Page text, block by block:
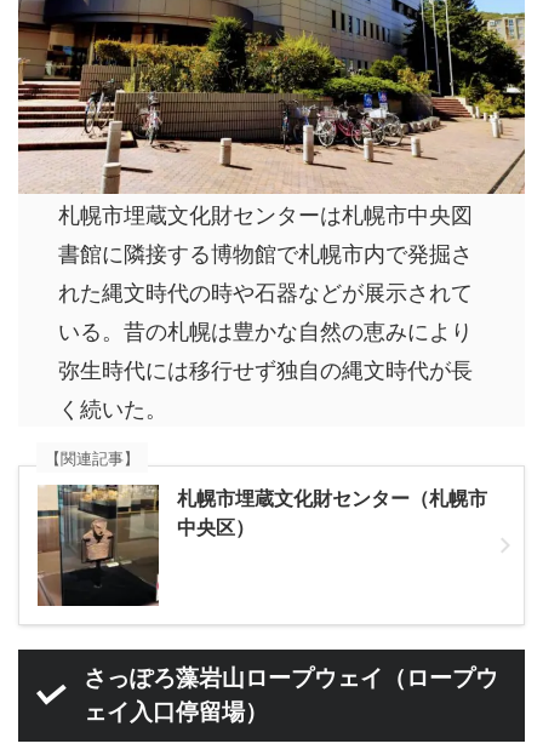
札幌市埋蔵文化財センターは札幌市中央図
書館に隣接する博物館で札幌市内で発掘さ
れた縄文時代の時や石器などが展示されて
いる。昔の札幌は豊かな自然の恵みにより
弥生時代には移行せず独自の縄文時代が長
く続いた。
札幌市埋蔵文化財センター（札幌市
中央区）
【関連記事】
さっぽろ藻岩山ロープウェイ（ロープウ
ェイ入口停留場）